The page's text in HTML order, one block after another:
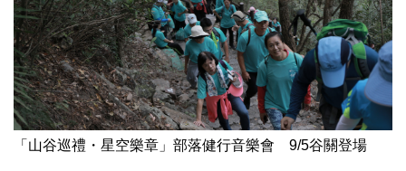
「山谷巡禮・星空樂章」部落健行音樂會 9/5谷關登場